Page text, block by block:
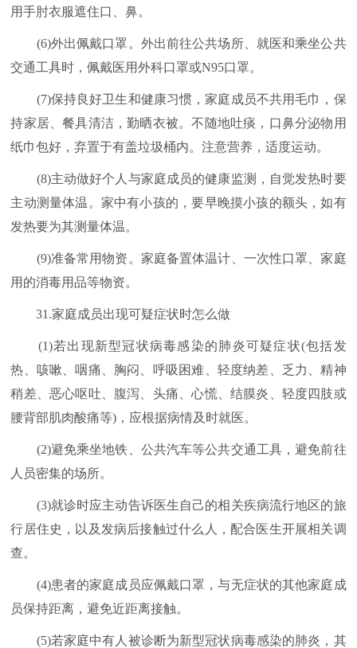
用手肘衣服遮住口、鼻。
(6)外出佩戴口罩。外出前往公共场所、就医和乘坐公共
交通工具时，佩戴医用外科口罩或N95口罩。
(7)保持良好卫生和健康习惯，家庭成员不共用毛巾，保
持家居、餐具清洁，勤晒衣被。不随地吐痰，口鼻分泌物用
纸巾包好，弃置于有盖垃圾桶内。注意营养，适度运动。
(8)主动做好个人与家庭成员的健康监测，自觉发热时要
主动测量体温。家中有小孩的，要早晚摸小孩的额头，如有
发热要为其测量体温。
(9)准备常用物资。家庭备置体温计、一次性口罩、家庭
用的消毒用品等物资。
31.家庭成员出现可疑症状时怎么做
(1)若出现新型冠状病毒感染的肺炎可疑症状(包括发
热、咳嗽、咽痛、胸闷、呼吸困难、轻度纳差、乏力、精神
稍差、恶心呕吐、腹泻、头痛、心慌、结膜炎、轻度四肢或
腰背部肌肉酸痛等)，应根据病情及时就医。
(2)避免乘坐地铁、公共汽车等公共交通工具，避免前往
人员密集的场所。
(3)就诊时应主动告诉医生自己的相关疾病流行地区的旅
行居住史，以及发病后接触过什么人，配合医生开展相关调
查。
(4)患者的家庭成员应佩戴口罩，与无症状的其他家庭成
员保持距离，避免近距离接触。
(5)若家庭中有人被诊断为新型冠状病毒感染的肺炎，其